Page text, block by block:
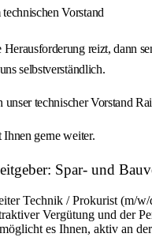
Vorstand
reizt, dann
selbstverständlich.
technischer Vorstand
gerne weiter.
Spar- und
Technik / Prokurist (m/
Vergütung und der
es Ihnen, aktiv an